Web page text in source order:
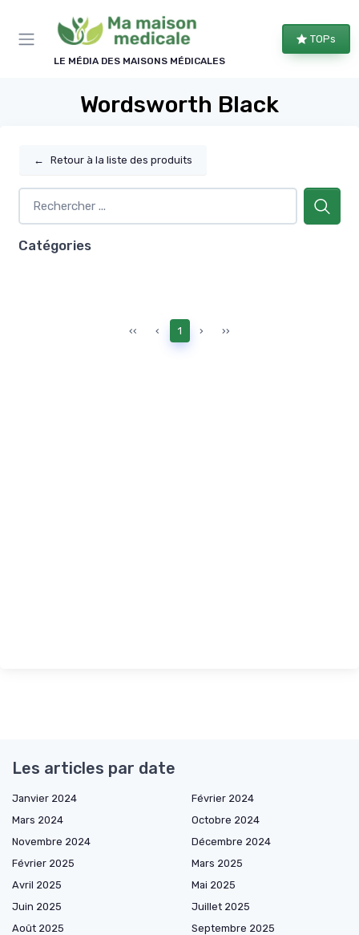
LE MÉDIA DES MAISONS MÉDICALES
TOPs
Wordsworth Black
← Retour à la liste des produits
Catégories
‹‹ ‹ 1 › ››
Les articles par date
Janvier 2024
Février 2024
Mars 2024
Octobre 2024
Novembre 2024
Décembre 2024
Février 2025
Mars 2025
Avril 2025
Mai 2025
Juin 2025
Juillet 2025
Août 2025
Septembre 2025